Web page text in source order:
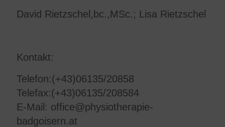
David Rietzschel,bc.,MSc.; Lisa Rietzschel
Kontakt:
Telefon:(+43)06135/20858
Telefax:(+43)06135/208584
E-Mail: office@physiotherapie-
badgoisern.at